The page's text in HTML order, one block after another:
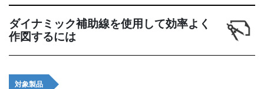
ダイナミック補助線を使用して効率よく
作図するには
対象製品